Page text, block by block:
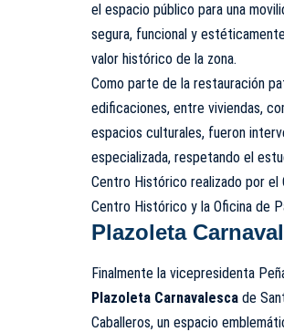
el espacio público para una
segura, funcional y
valor histórico de la zona.
Como parte de la restauración
edificaciones, entre viviendas,
espacios culturales, fueron
especializada, respetando el
Centro Histórico realizado por el
Centro Histórico y la Oficina de
Plazoleta
Finalmente la vicepresidenta
Plazoleta Carnavalesca de
Caballeros, un espacio